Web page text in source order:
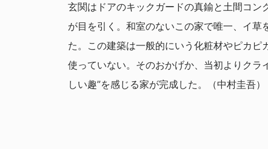
玄関はドアのキックガードの真鍮と土間コン
が目を引く。和室のないこの家で唯一、イ草
た。この建築は一般的にいう化粧材やピカピ
使っていない。そのおかげか、当初よりクラ
しい趣”を感じる家が完成した。（中村圭吾）